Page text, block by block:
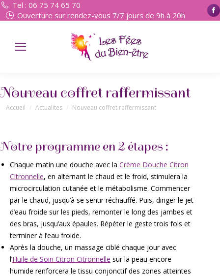
Tel : 06 75 74 65 70
Ouverture sur rendez-vous 7/7 jours de 9h à 20h
Nouveau coffret raffermissant
Vous êtes ici :
Accueil Actualites Nouveau coffret raffermissant
Notre programme en 2 étapes :
Chaque matin une douche avec la Crème Douche Citron
Citronnelle, en alternant le chaud et le froid, stimulera la
microcirculation cutanée et le métabolisme. Commencer
par le chaud, jusqu’à se sentir réchauffé. Puis, diriger le jet
d’eau froide sur les pieds, remonter le long des jambes et
des bras, jusqu’aux épaules. Répéter le geste trois fois et
terminer à l’eau froide.
Après la douche, un massage ciblé chaque jour avec
l’Huile de Soin Citron Citronnelle sur la peau encore
humide renforcera le tissu conjonctif des zones atteintes